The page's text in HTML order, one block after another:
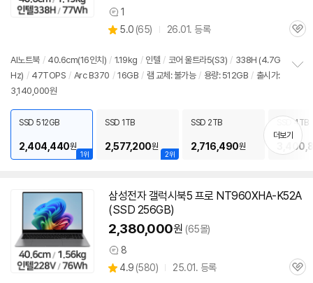
우
할
인
상
품
견
1
별
5.0 (상
리
뷰
65) 26.01. 등록
관
AI노트북 / 40.6cm(16인치) / 1.19kg / 인텔 / 코어 울트라5(S3) / 338H (4.7G
Hz) / 47TOPS / Arc B370 / 16GB / 램 교체: 불가능 / 용량: 512GB / 출시가:
3,140,000원
치
기
1위
SSD 512GB
2,404,440원
2위
SSD 1TB
2,577,200원
SSD 2TB
2,716,490원
SSD 4TB
더보기
삼성전자 갤럭시북5 프로 NT960XHA-K52A
(SSD 256GB)
2,380,000원 (65몰)
상
품
8
별
4.9 (상
580) 25.01. 등록
관